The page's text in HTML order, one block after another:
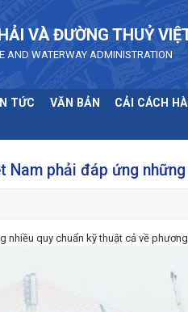
VÀ ĐƯỜNG THUỶ
AND WATERWAY ADMINISTRATION
TỨC VĂN BẢN CẢI CÁCH
Nam phải đáp ứng
nhiều quy chuẩn kỹ thuật cả về